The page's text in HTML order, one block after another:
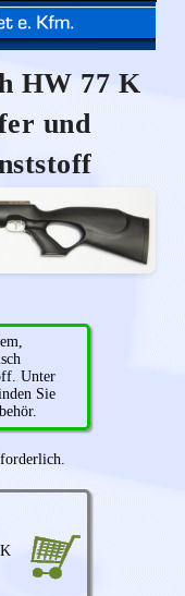
HW 77 K
und
Unter
Sie